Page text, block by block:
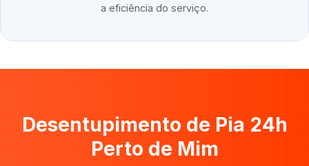
a eficiência do serviço.
Desentupimento de Pia 24h
Perto de Mim